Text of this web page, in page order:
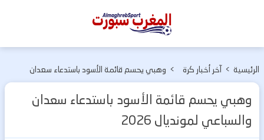
المغرب
الرئيسية > آخر أخبار كرة
> وهبي يحسم قائمة الأسود باستدعاء سعدان
والسباعي لمونديال 2026
وهبي يحسم قائمة الأسود باستدعاء سعدان
والسباعي لمونديال 2026